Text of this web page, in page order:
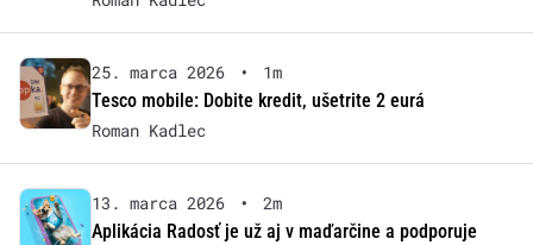
25. marca 2026 •
1m
Tesco mobile: Dobite kredit, ušetrite 2 eurá
Roman Kadlec
13. marca 2026 •
2m
Aplikácia Radosť je už aj v maďarčine a podporuje